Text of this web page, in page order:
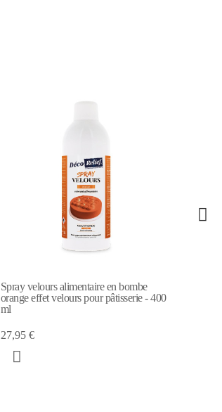
Spray velours alimentaire en bombe
caramel effet velours pour pâtisserie - 400
ml
27,95 €